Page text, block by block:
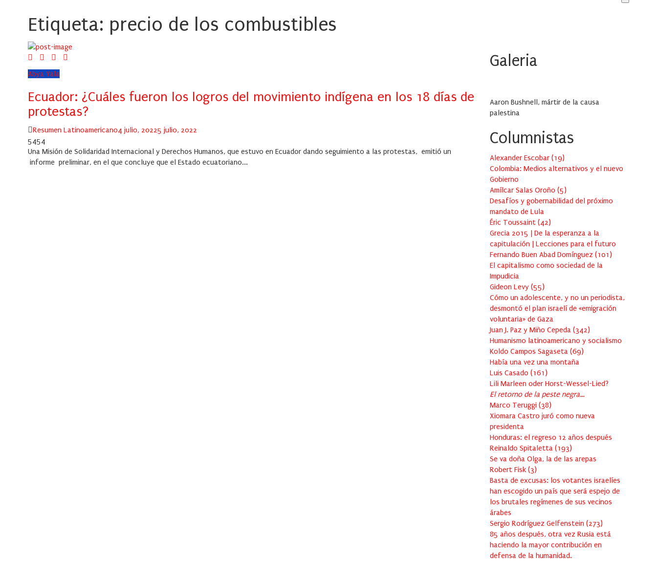
Etiqueta: precio de los combustibles
Abya Yala
Ecuador: ¿Cuáles fueron los logros del movimiento indígena en los 18 días de
protestas?
Author
Resumen LatinoamericanoPosted
4 julio, 20225 julio, 2022
5454
Una Misión de Solidaridad Internacional y Derechos Humanos, que estuvo en Ecuador dando seguimiento a las protestas, emitió un
informe preliminar, en el que concluye que el Estado ecuatoriano...
Galeria
Aaron Bushnell, mártir de la causa
palestina
Columnistas
Alexander Escobar (19)
Colombia: Medios alternativos y el nuevo
Gobierno
Amílcar Salas Oroño (5)
Desafíos y gobernabilidad del próximo
mandato de Lula
Éric Toussaint (42)
Grecia 2015 | De la esperanza a la
capitulación | Lecciones para el futuro
Fernando Buen Abad Domínguez (101 )
El capitalismo como sociedad de la
Impudicia
Gideon Levy (55)
Cómo un adolescente, y no un periodista,
desmontó el plan israelí de «emigración
voluntaria» de Gaza
Juan J. Paz y Miño Cepeda (342)
Humanismo latinoamericano y socialismo
Koldo Campos Sagaseta (69)
Había una vez una montaña
Luis Casado (161 )
Lili Marleen oder Horst-Wessel-Lied?
El retorno de la peste negra…
Marco Teruggi (38)
Xiomara Castro juró como nueva
presidenta
Honduras: el regreso 12 años después
Reinaldo Spitaletta (193)
Se va doña Olga, la de las arepas
Robert Fisk (3)
Basta de excusas: los votantes israelíes
han escogido un país que será espejo de
los brutales regímenes de sus vecinos
árabes
Sergio Rodríguez Gelfenstein (273)
85 años después, otra vez Rusia está
haciendo la mayor contribución en
defensa de la humanidad.